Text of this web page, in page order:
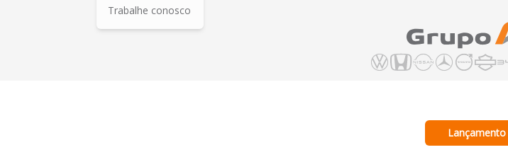
Trabalhe conosco
Lançamento